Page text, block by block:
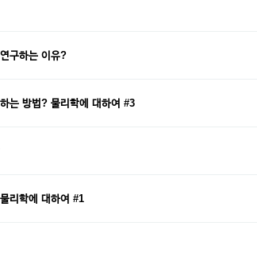
구하는 이유?
는 방법? 물리학에 대하여 #3
리학에 대하여 #1